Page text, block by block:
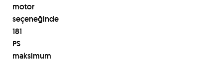
motor
seçeneğinde
181
PS
maksimum